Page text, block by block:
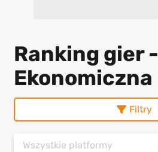
Ranking gier -
Ekonomiczna
Filtry
Wszystkie platformy